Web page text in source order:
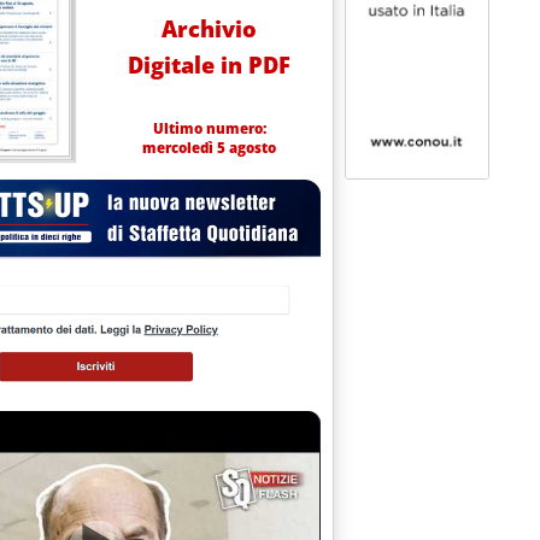
SETTEMBRE 2003
SETTEMBRE 2003
Archivio
Digitale in PDF
Ultimo numero:
mercoledì 5 agosto